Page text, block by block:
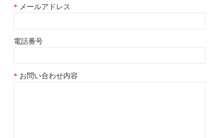
メールアドレス
電話番号
お問い合わせ内容